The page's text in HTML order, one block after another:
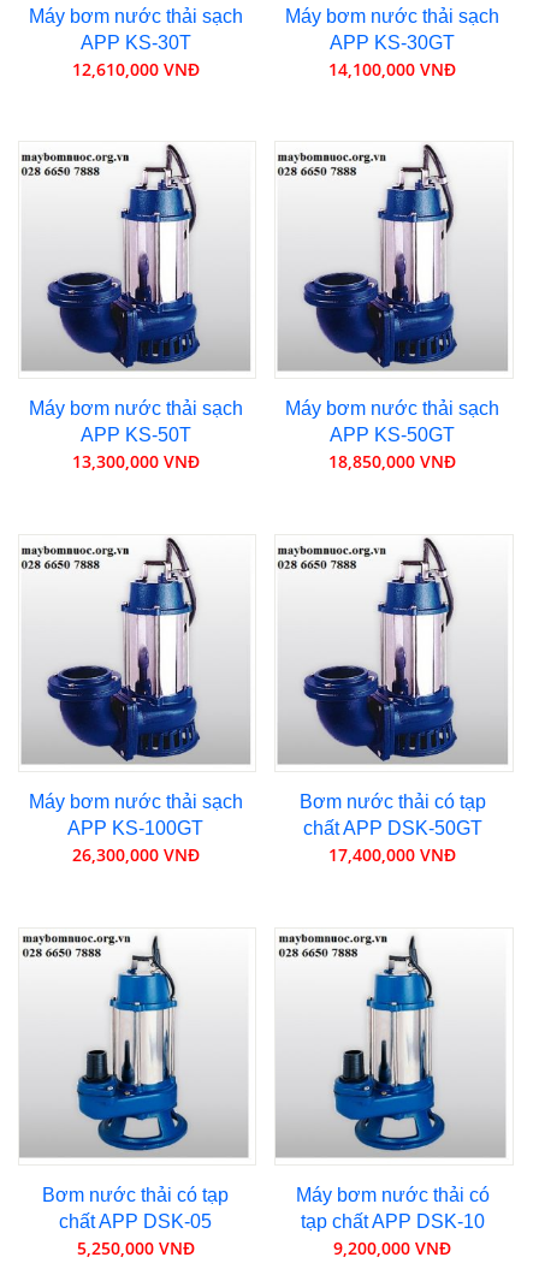
Máy bơm nước thải sạch
APP KS-30T
12,610,000 VNĐ
Máy bơm nước thải sạch
APP KS-30GT
14,100,000 VNĐ
Máy bơm nước thải sạch
APP KS-50T
13,300,000 VNĐ
Máy bơm nước thải sạch
APP KS-50GT
18,850,000 VNĐ
Máy bơm nước thải sạch
APP KS-100GT
26,300,000 VNĐ
Bơm nước thải có tạp
chất APP DSK-50GT
17,400,000 VNĐ
Bơm nước thải có tạp
chất APP DSK-05
5,250,000 VNĐ
Máy bơm nước thải có
tạp chất APP DSK-10
9,200,000 VNĐ